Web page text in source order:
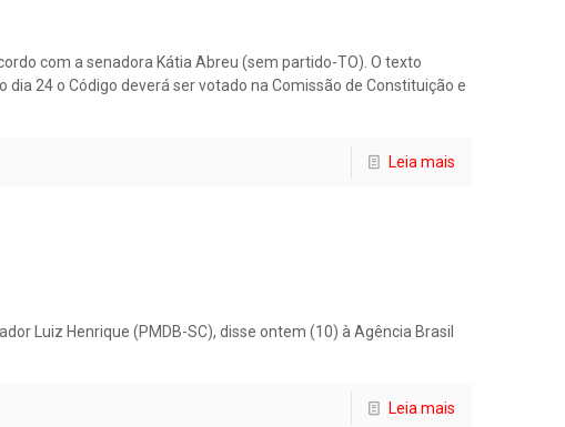
com a senadora Kátia Abreu (sem partido-TO). O texto
24 o Código deverá ser votado na Comissão de Constituição e
Leia mais
Luiz Henrique (PMDB-SC), disse ontem (10) à Agência Brasil
Leia mais